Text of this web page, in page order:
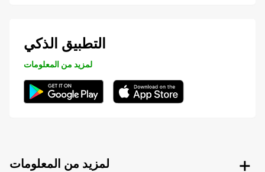
التطبيق الذكي
لمزيد من المعلومات
لمزيد من المعلومات